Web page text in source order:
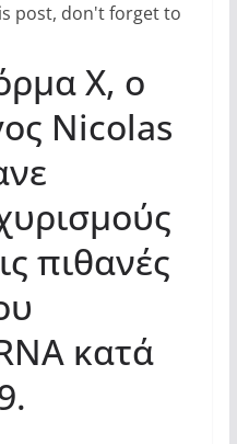
post, don't forget to
X, ο
Nicolas
πιθανές
κατά